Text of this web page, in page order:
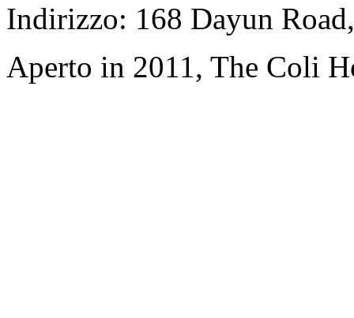
Indirizzo: 168 Dayun
Aperto in 2011, The Coli